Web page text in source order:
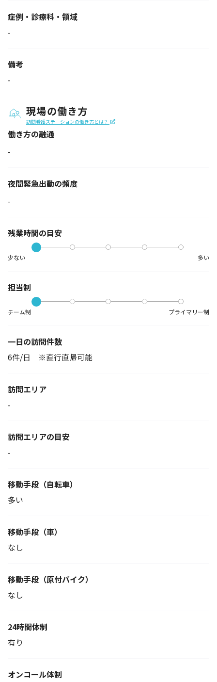
症例・診療科・ 領域
-
備考
-
現場の働き方
訪問看護ステーションの働き方とは？
働き方の融通
-
夜間緊急出動の頻度
-
残業時間の目安
少ない 多い
担当制
チーム制 プライマリー制
一日の訪問件数
6件/日 ※直行直帰可能
訪問エリア
-
訪問エリアの目安
-
移動手段 （自転車）
多い
移動手段（車）
なし
移動手段 （原付バイク）
なし
24時間体制
有り
オンコール体制